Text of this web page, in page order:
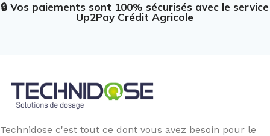
🔒 Vos paiements sont 100% sécurisés avec le service
Up2Pay Crédit Agricole
Technidose c'est tout ce dont vous avez besoin pour le